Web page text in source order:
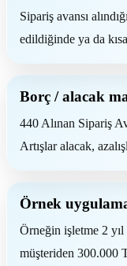
Sipariş avansı
edildiğinde ya da
Borç / alacak
440 Alınan Sipariş
Artışlar alacak,
Örnek
Örneğin işletme 2
müşteriden 300.000